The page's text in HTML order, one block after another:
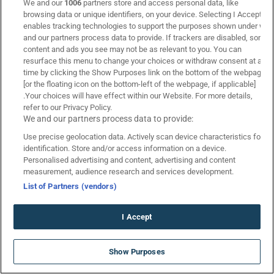
Στοιχηματικές Εταιρίες
Superbet
Stoiximan
Bwin
Bet365
Sportingbet
Pamestoixima.gr
Βαθμολογίες
Βαθμολογίες
Βαθμολογία Stoiximan Super League
Βαθμολογία Αγγλίας
Βαθμολογία Γαλλίας
ΑΝΑΤΡΕΠΤΙΚΗ ΠΡΟΣΦΟΡΑ*
ΓΝΩΡΙΜΙΑΣ ΧΩΡΙΣ ΚΑΤΑΘΕΣΗ!
We and our 1006 partners store and access personal data, like
browsing data or unique identifiers, on your device. Selecting I Accept
enables tracking technologies to support the purposes shown under we
and our partners process data to provide. If trackers are disabled, some
content and ads you see may not be as relevant to you. You can
resurface this menu to change your choices or withdraw consent at any
time by clicking the Show Purposes link on the bottom of the webpage
[or the floating icon on the bottom-left of the webpage, if applicable]
.Your choices will have effect within our Website. For more details,
refer to our Privacy Policy.
We and our partners process data to provide:
Use precise geolocation data. Actively scan device characteristics for
identification. Store and/or access information on a device.
Personalised advertising and content, advertising and content
measurement, audience research and services development.
List of Partners (vendors)
I Accept
Show Purposes